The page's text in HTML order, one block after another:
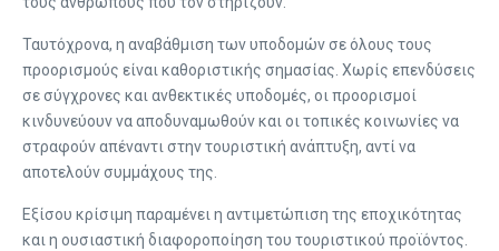
Ταυτόχρονα, η αναβάθμιση των υποδομών σε όλους τους
προορισμούς είναι καθοριστικής σημασίας. Χωρίς επενδύσεις
σε σύγχρονες και ανθεκτικές υποδομές, οι προορισμοί
κινδυνεύουν να αποδυναμωθούν και οι τοπικές κοινωνίες να
στραφούν απέναντι στην τουριστική ανάπτυξη, αντί να
αποτελούν συμμάχους της.
Εξίσου κρίσιμη παραμένει η αντιμετώπιση της εποχικότητας
και η ουσιαστική διαφοροποίηση του τουριστικού προϊόντος.